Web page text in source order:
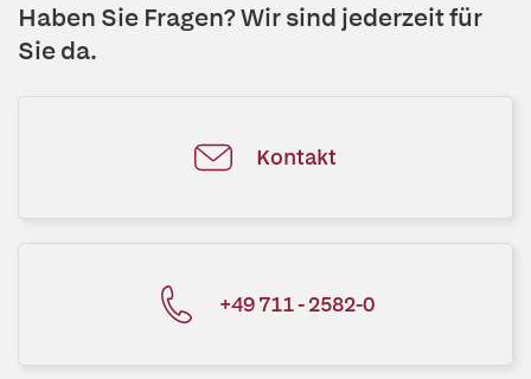
Haben Sie Fragen? Wir sind jederzeit für
Sie da.
Kontakt
+49 711 - 2582-0